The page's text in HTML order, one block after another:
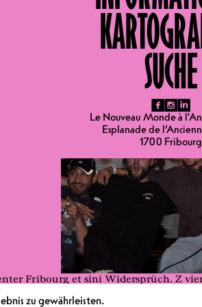
SUCHE
fb ig li
Le Nouveau Monde à
Esplanade de
1700 Fribourg
Rap
Fribourg et sini Widersprüch. Z
zu gewährleisten.